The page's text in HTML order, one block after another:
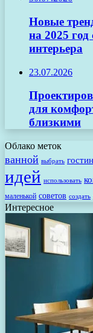
Новые
на 2025
интерьера
23.07.2026
для
близкими
Облако меток
ванной выбрать
идей использовать
маленькой советов создать
Интересное